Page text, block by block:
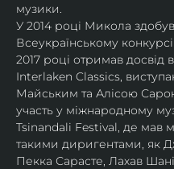
музики.
У 2014 році Микола
Всеукраїнському конкурсі
2017 році отримав досвід
Interlaken Classics,
Майським та Алісою
участь у міжнародному
Tsinandali Festival, де мав
такими диригентами, як
Пекка Сарасте, Лахав